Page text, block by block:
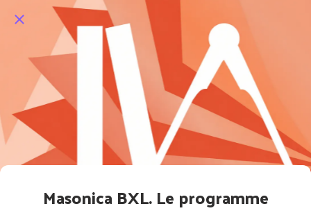
Masonica BXL. Le programme